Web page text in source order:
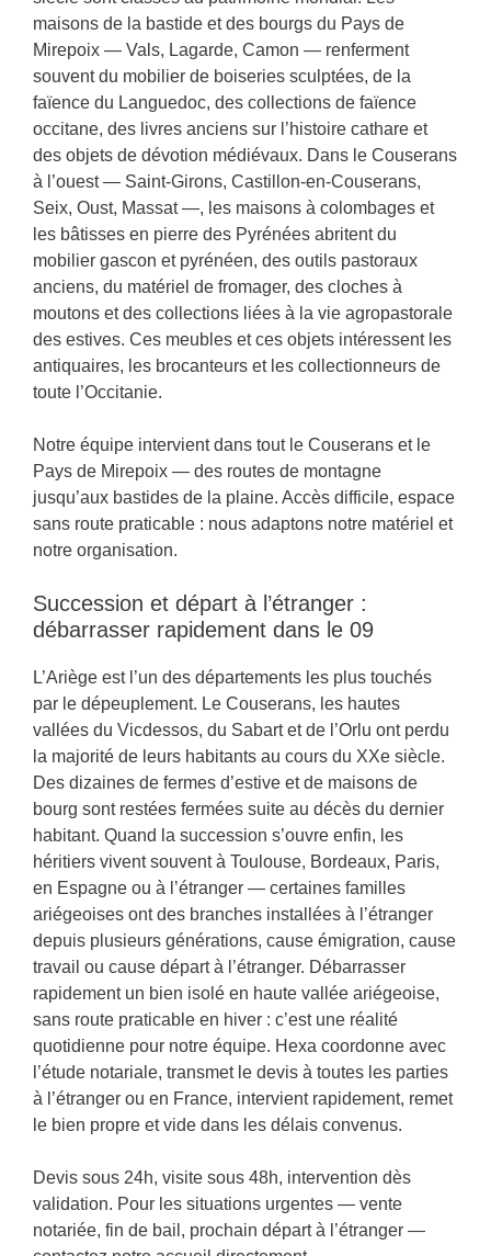
maisons de la bastide et des bourgs du Pays de
Mirepoix — Vals, Lagarde, Camon — renferment
souvent du mobilier de boiseries sculptées, de la
faïence du Languedoc, des collections de faïence
occitane, des livres anciens sur l’histoire cathare et
des objets de dévotion médiévaux. Dans le Couserans
à l’ouest — Saint-Girons, Castillon-en-Couserans,
Seix, Oust, Massat —, les maisons à colombages et
les bâtisses en pierre des Pyrénées abritent du
mobilier gascon et pyrénéen, des outils pastoraux
anciens, du matériel de fromager, des cloches à
moutons et des collections liées à la vie agropastorale
des estives. Ces meubles et ces objets intéressent les
antiquaires, les brocanteurs et les collectionneurs de
toute l’Occitanie.
Notre équipe intervient dans tout le Couserans et le
Pays de Mirepoix — des routes de montagne
jusqu’aux bastides de la plaine. Accès difficile, espace
sans route praticable : nous adaptons notre matériel et
notre organisation.
Succession et départ à l’étranger :
débarrasser rapidement dans le 09
L’Ariège est l’un des départements les plus touchés
par le dépeuplement. Le Couserans, les hautes
vallées du Vicdessos, du Sabart et de l’Orlu ont perdu
la majorité de leurs habitants au cours du XXe siècle.
Des dizaines de fermes d’estive et de maisons de
bourg sont restées fermées suite au décès du dernier
habitant. Quand la succession s’ouvre enfin, les
héritiers vivent souvent à Toulouse, Bordeaux, Paris,
en Espagne ou à l’étranger — certaines familles
ariégeoises ont des branches installées à l’étranger
depuis plusieurs générations, cause émigration, cause
travail ou cause départ à l’étranger. Débarrasser
rapidement un bien isolé en haute vallée ariégeoise,
sans route praticable en hiver : c’est une réalité
quotidienne pour notre équipe. Hexa coordonne avec
l’étude notariale, transmet le devis à toutes les parties
à l’étranger ou en France, intervient rapidement, remet
le bien propre et vide dans les délais convenus.
Devis sous 24h, visite sous 48h, intervention dès
validation. Pour les situations urgentes — vente
notariée, fin de bail, prochain départ à l’étranger —